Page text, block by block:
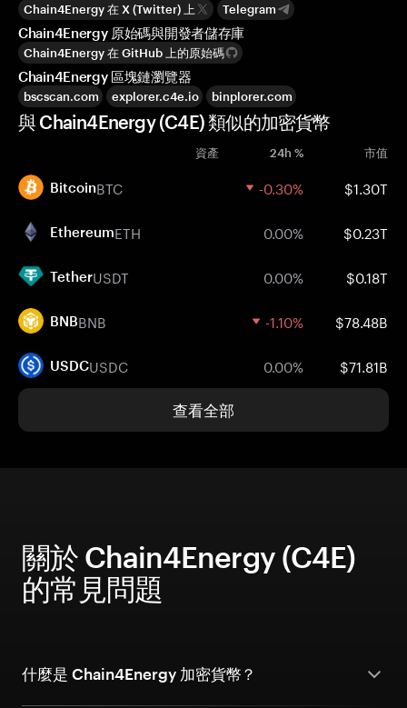
Chain4Energy 在 X (Twitter) 上 Telegram
Chain4Energy 原始碼與開發者儲存庫
Chain4Energy 在 GitHub 上的原始碼
Chain4Energy 區塊鏈瀏覽器
bscscan.com explorer.c4e.io binplorer.com
與 Chain4Energy (C4E) 類似的加密貨幣
資產 24h % 市值
BitcoinBTC -0.30% $1.30T
EthereumETH 0.00% $0.23T
TetherUSDT 0.00% $0.18T
BNBBNB -1.10% $78.48B
USDCUSDC 0.00% $71.81B
查看全部
關於 Chain4Energy (C4E)
的常見問題
什麼是 Chain4Energy 加密貨幣？